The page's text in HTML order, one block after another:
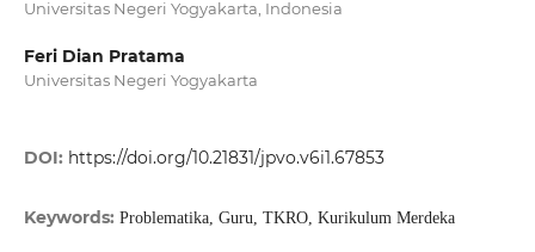
Universitas Negeri Yogyakarta, Indonesia
Feri Dian Pratama
Universitas Negeri Yogyakarta
DOI: https://doi.org/10.21831/jpvo.v6i1.67853
Keywords: Problematika, Guru, TKRO, Kurikulum Merdeka